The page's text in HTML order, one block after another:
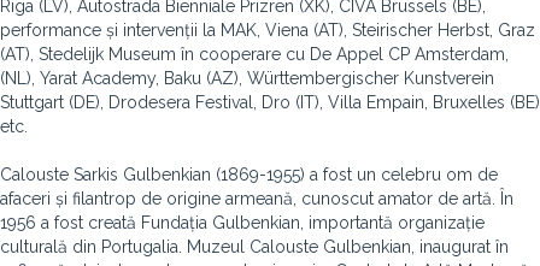
Riga (LV), Autostrada Bienniale Prizren (XK), CIVA Brussels (BE),
performance și intervenții la MAK, Viena (AT), Steirischer Herbst, Graz
(AT), Stedelijk Museum în cooperare cu De Appel CP Amsterdam,
(NL), Yarat Academy, Baku (AZ), Württembergischer Kunstverein
Stuttgart (DE), Drodesera Festival, Dro (IT), Villa Empain, Bruxelles (BE)
etc.
Calouste Sarkis Gulbenkian (1869-1955) a fost un celebru om de
afaceri și filantrop de origine armeană, cunoscut amator de artă. În
1956 a fost creată Fundația Gulbenkian, importantă organizație
culturală din Portugalia. Muzeul Calouste Gulbenkian, inaugurat în